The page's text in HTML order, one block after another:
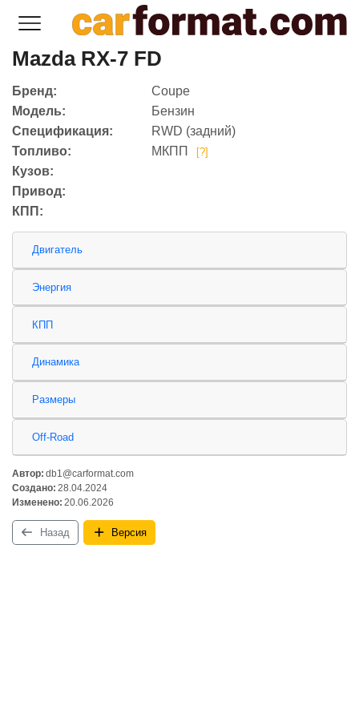
Mazda RX-7 FD
Бренд:
Модель:
Спецификация:
Топливо:
Кузов:
Привод:
КПП:
Coupe
Бензин
RWD (задний)
МКПП
[?]
Двигатель
Энергия
КПП
Динамика
Размеры
Off-Road
Автор: db1@carformat.com
Создано: 28.04.2024
Изменено: 20.06.2026
Назад Версия